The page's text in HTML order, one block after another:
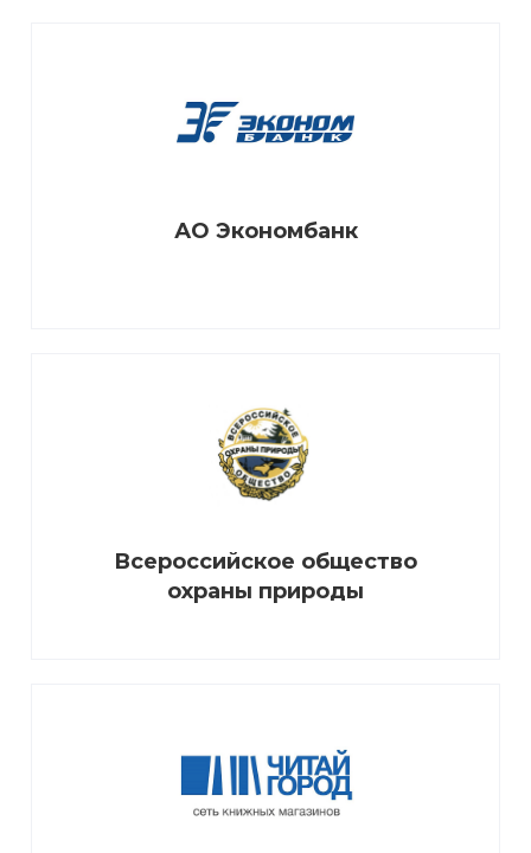
АО Экономбанк
Всероссийское общество
охраны природы